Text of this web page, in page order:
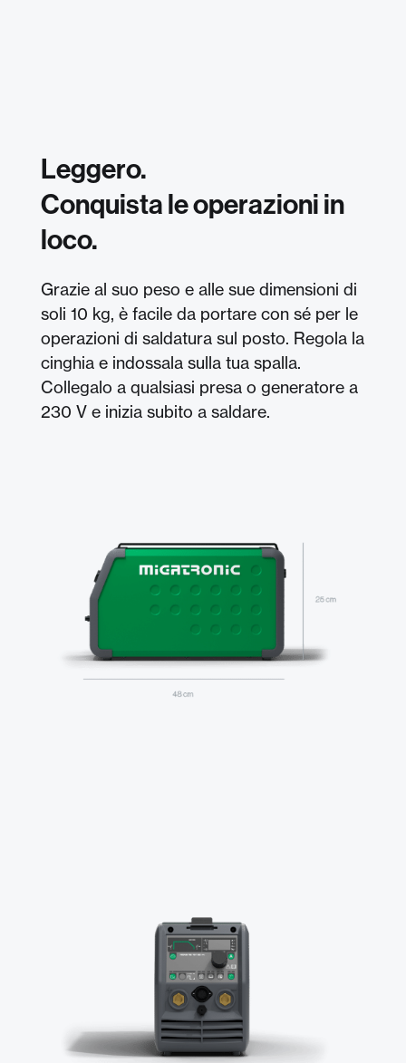
Leggero.
Conquista le operazioni in
loco.
Grazie al suo peso e alle sue dimensioni di
soli 10 kg, è facile da portare con sé per le
operazioni di saldatura sul posto. Regola la
cinghia e indossala sulla tua spalla.
Collegalo a qualsiasi presa o generatore a
230 V e inizia subito a saldare.